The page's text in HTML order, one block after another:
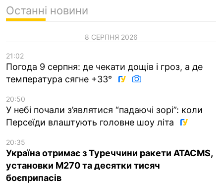
Останні новини
8 СЕРПНЯ 2026
21:02
Погода 9 серпня: де чекати дощів і гроз, а де
температура сягне +33°
20:50
У небі почали з’являтися “падаючі зорі”: коли
Персеїди влаштують головне шоу літа
20:35
Україна отримає з Туреччини ракети ATACMS,
установки M270 та десятки тисяч
боєприпасів